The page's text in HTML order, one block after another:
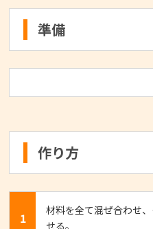
準備
作り方
1
材料を全て混ぜ合わせ
せる。